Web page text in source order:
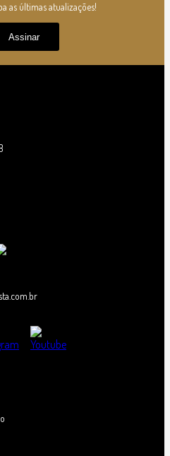
as últimas atualizações!